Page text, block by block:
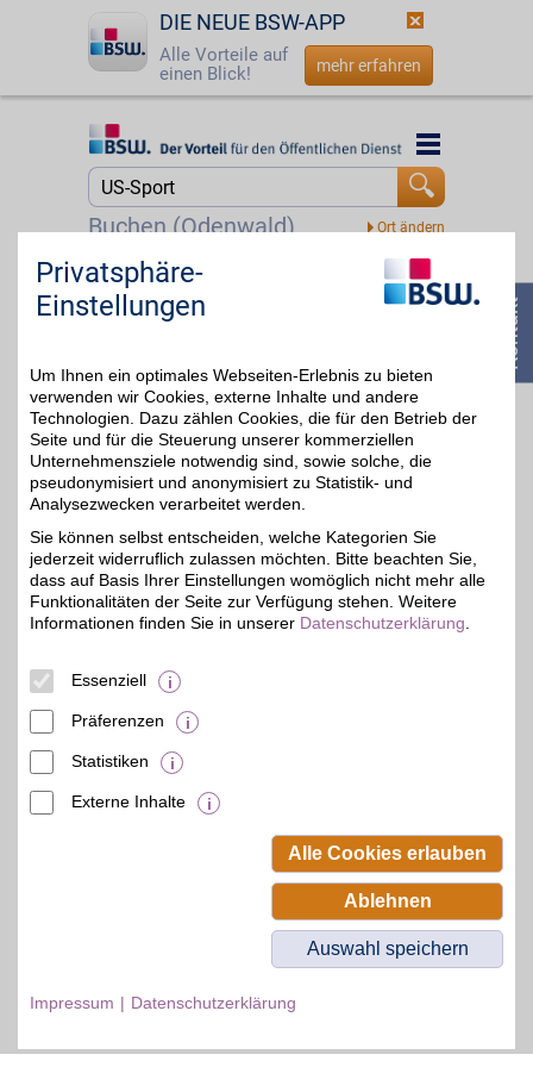
DIE NEUE BSW-APP
Alle Vorteile auf
einen Blick!
mehr erfahren
Startseite
Jetzt BSW-Mitglied werden
☎ 0800 - 279 25 82
Buchen (Odenwald)
Startseite
Suche
DAZN
Mit dem Livesport-
Jahr erleben: von zu
Hause, unterwegs,
zeitversetzt oder im
Rückblick. Jetzt das
umfangreiche
Sportangebot genießen
und BSW-Vorteil sichern.
Zum Partnerprofil
4%
DAZN Gutschein
© BSW Verbraucher-Service
Alle Rechte vorbehalten.
Privatsphäre-
Einstellungen
Um Ihnen ein optimales Webseiten-Erlebnis zu bieten
verwenden wir Cookies, externe Inhalte und andere
Technologien. Dazu zählen Cookies, die für den Betrieb der
Seite und für die Steuerung unserer kommerziellen
Unternehmensziele notwendig sind, sowie solche, die
pseudonymisiert und anonymisiert zu Statistik- und
Analysezwecken verarbeitet werden.
Sie können selbst entscheiden, welche Kategorien Sie
jederzeit widerruflich zulassen möchten. Bitte beachten Sie,
dass auf Basis Ihrer Einstellungen womöglich nicht mehr alle
Funktionalitäten der Seite zur Verfügung stehen. Weitere
Informationen finden Sie in unserer Datenschutzerklärung
Essenziell
Präferenzen
Statistiken
Externe Inhalte
Alle Cookies erlauben
Ablehnen
Auswahl speichern
Impressum Datenschutzerklärung